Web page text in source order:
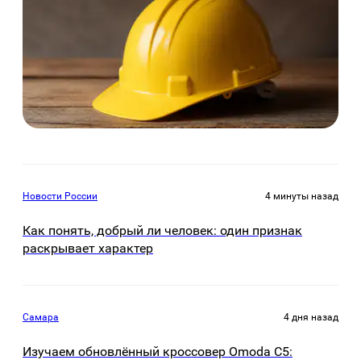
Новости России 4 минуты назад
Как понять, добрый ли человек: один признак
раскрывает характер
Самара 4 дня назад
Изучаем обновлённый кроссовер Omoda C5: